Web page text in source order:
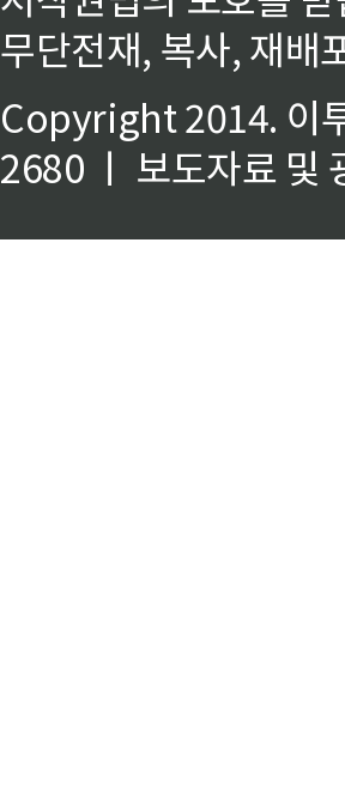
무단전재, 복사, 재배
Copyright 2014. 이
2680 ㅣ 보도자료